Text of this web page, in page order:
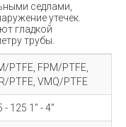
седлами,
утечек.
гладкой
трубы.
PTFE, FPM/PTFE,
PTFE, VMQ/PTFE
- 125 1” - 4”